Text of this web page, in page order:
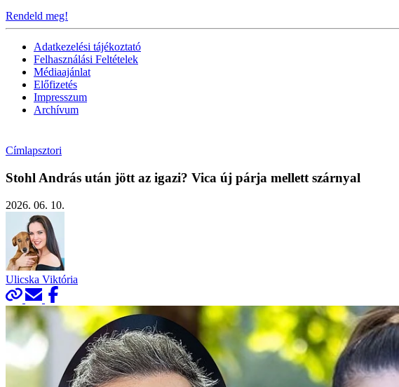
Rendeld meg!
Adatkezelési tájékoztató
Felhasználási Feltételek
Médiaajánlat
Előfizetés
Impresszum
Archívum
Címlapsztori
Stohl András után jött az igazi? Vica új párja mellett szárnyal
2026. 06. 10.
Ulicska Viktória